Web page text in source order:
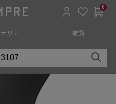
0
リア 雑貨
» ダイニングチェア » アームレスチ